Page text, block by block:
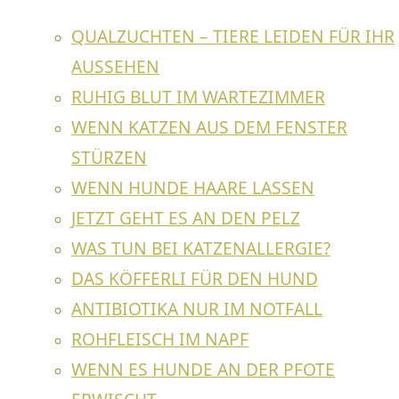
QUALZUCHTEN – TIERE LEIDEN FÜR IHR
AUSSEHEN
RUHIG BLUT IM WARTEZIMMER
WENN KATZEN AUS DEM FENSTER
STÜRZEN
WENN HUNDE HAARE LASSEN
JETZT GEHT ES AN DEN PELZ
WAS TUN BEI KATZENALLERGIE?
DAS KÖFFERLI FÜR DEN HUND
ANTIBIOTIKA NUR IM NOTFALL
ROHFLEISCH IM NAPF
WENN ES HUNDE AN DER PFOTE
Zahnsteinbefall wird eine gründliche
Zahnreinigung in Vollnarkose empfohlen. Bei
einem schmerzhaften Zahn gibt ein
Zahnwurzeln entzündet sind und ob ein Zahn
extrahiert werden sollte.
Vorbeugung von Zahnerkrankungen
Tägliches Zähneputzen:
Zähneputzen mit einer speziellen
Tierzahnpasta.
Benutzen Sie einen Fingeraufsatz oder